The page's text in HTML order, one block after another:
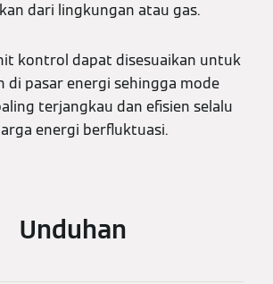
dari lingkungan atau gas.
kontrol dapat disesuaikan untuk
di pasar energi sehingga mode
terjangkau dan efisien selalu
energi berfluktuasi.
Unduhan